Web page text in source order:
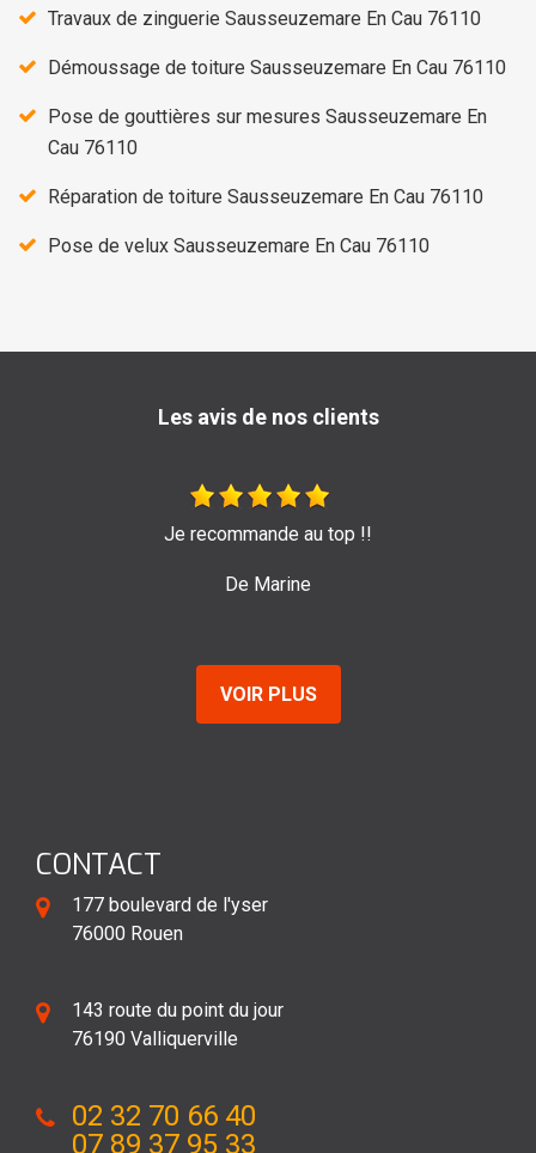
Travaux de zinguerie Sausseuzemare En Cau 76110
Démoussage de toiture Sausseuzemare En Cau 76110
Pose de gouttières sur mesures Sausseuzemare En
Cau 76110
Réparation de toiture Sausseuzemare En Cau 76110
Pose de velux Sausseuzemare En Cau 76110
Les avis de nos clients
recommande au top !!
Très bon travail de
VOIR PLUS
CONTACT
177 boulevard de l'yser
76000 Rouen
143 route du point du jour
76190 Valliquerville
02 32 70 66 40
07 89 37 95 33